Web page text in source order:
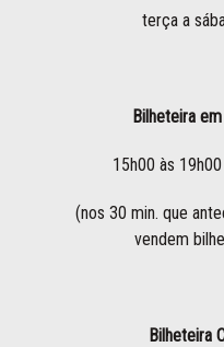
terça a
Bilheteira
15h00 às
(nos 30 min. que
vendem
Bilheteira